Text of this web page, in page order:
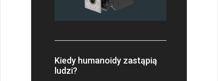
Kiedy humanoidy zastąpią
ludzi?